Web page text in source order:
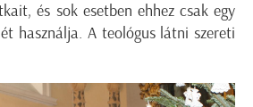
és sok esetben ehhez csak egy
használja. A teológus látni szereti